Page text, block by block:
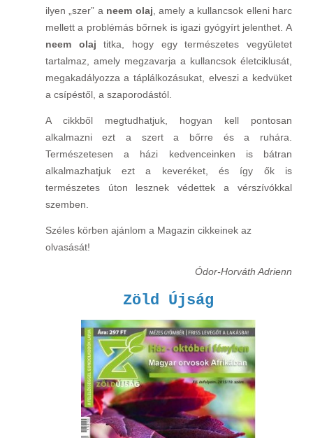
ilyen „szer” a neem olaj , amely a kullancsok elleni harc
mellett a problémás bőrnek is igazi gyógyírt jelenthet. A
neem olaj titka, hogy egy természetes vegyületet
tartalmaz, amely megzavarja a kullancsok életciklusát,
megakadályozza a táplálkozásukat, elveszi a kedvüket
a csípéstől, a szaporodástól.
A cikkből megtudhatjuk, hogyan kell pontosan
alkalmazni ezt a szert a bőrre és a ruhára.
Természetesen a házi kedvenceinken is bátran
alkalmazhatjuk ezt a keveréket, és így ők is
természetes úton lesznek védettek a vérszívókkal
szemben.
Széles körben ajánlom a Magazin cikkeinek az
olvasását!
Ódor-Horváth Adrienn
Zöld Újság